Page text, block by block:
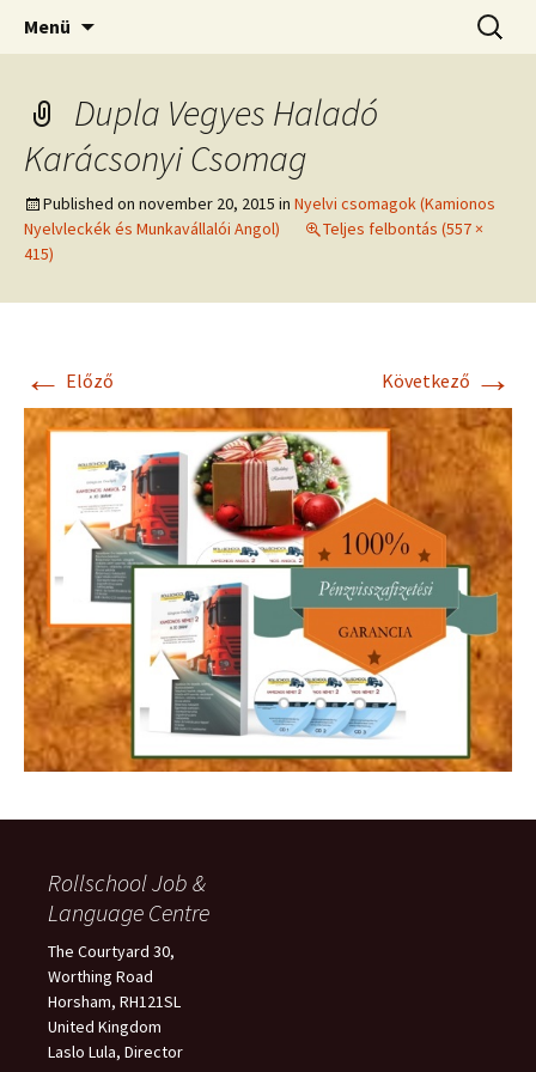
Kamionos Nyelvleckék
Kamionos Szakmai Nyelvleckék
Menü
Dupla Vegyes Haladó
Karácsonyi Csomag
Published on november 20, 2015 in Nyelvi csomagok (Kamionos
Nyelvleckék és Munkavállalói Angol)
Teljes felbontás (557 ×
415)
← Előző Következő →
Rollschool Job &
Language Centre
The Courtyard 30,
Worthing Road
Horsham, RH121SL
United Kingdom
Laslo Lula, Director